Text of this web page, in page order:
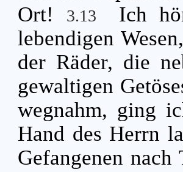
Ort!
3.13
Ich
lebendigen
der Räder, die
gewaltigen
wegnahm, ging
Hand des Herrn
Gefangenen